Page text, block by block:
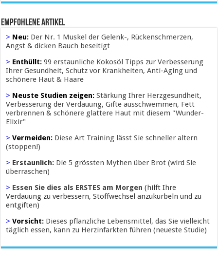
Empfohlene Artikel
> Neu: Der Nr. 1 Muskel der Gelenk-, Rückenschmerzen,
Angst & dicken Bauch beseitigt
> Enthüllt:99 erstaunliche Kokosöl Tipps zur Verbesserung
Ihrer Gesundheit, Schutz vor Krankheiten, Anti-Aging und
schönere Haut & Haare
> Neuste Studien zeigen:Stärkung Ihrer Herzgesundheit,
Verbesserung der Verdauung, Gifte ausschwemmen, Fett
verbrennen & schönere glattere Haut mit diesem "Wunder-
Elixir"
> Vermeiden: Diese Art Training lässt Sie schneller altern
(stoppen!)
> Erstaunlich: Die 5 grössten Mythen über Brot (wird Sie
überraschen)
> Essen Sie dies als ERSTES am Morgen (hilft Ihre
Verdauung zu verbessern, Stoffwechsel anzukurbeln und zu
entgiften)
> Vorsicht: Dieses pflanzliche Lebensmittel, das Sie vielleicht
täglich essen, kann zu Herzinfarkten führen (neueste Studie)